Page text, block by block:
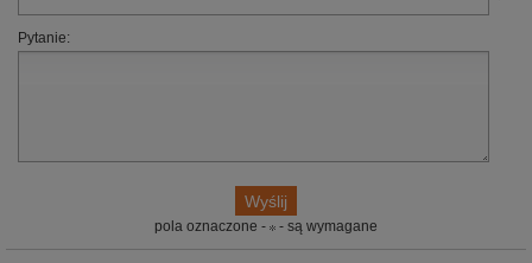
Pytanie:
pola oznaczone - - są wymagane